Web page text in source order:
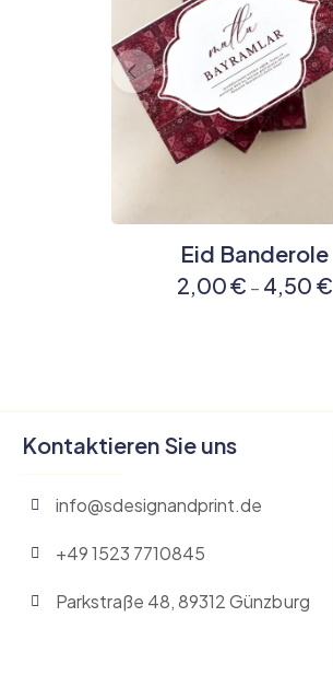
Eid Banderole
2,00€ – 4,50 €
Kontaktieren Sie uns
info@sdesignandprint.de
+49 1523 7710845
Parkstraße 48, 89312 Günzburg